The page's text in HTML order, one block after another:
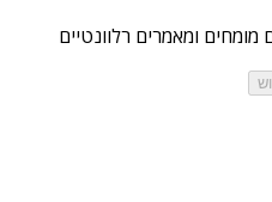
ומאמרים רלוונטיים